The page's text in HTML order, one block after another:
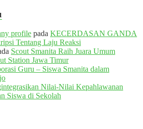
profile pada KECERDASAN GANDA
Tentang Laju Reaksi
Scout Smanita Raih Juara Umum
Station Jawa Timur
Guru – Siswa Smanita dalam
Nilai-Nilai Kepahlawanan
Siswa di Sekolah